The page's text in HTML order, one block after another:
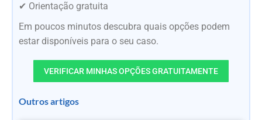
✔ Orientação gratuita
Em poucos minutos descubra quais opções podem
estar disponíveis para o seu caso.
VERIFICAR MINHAS OPÇÕES GRATUITAMENTE
Outros artigos